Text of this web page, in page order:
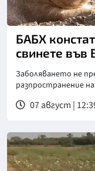
БАБХ
свинете във
Заболяването не
разпространение
07 август |